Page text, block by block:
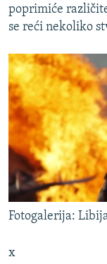
poprimiće
se reći nekoliko
Fotogalerija:
x